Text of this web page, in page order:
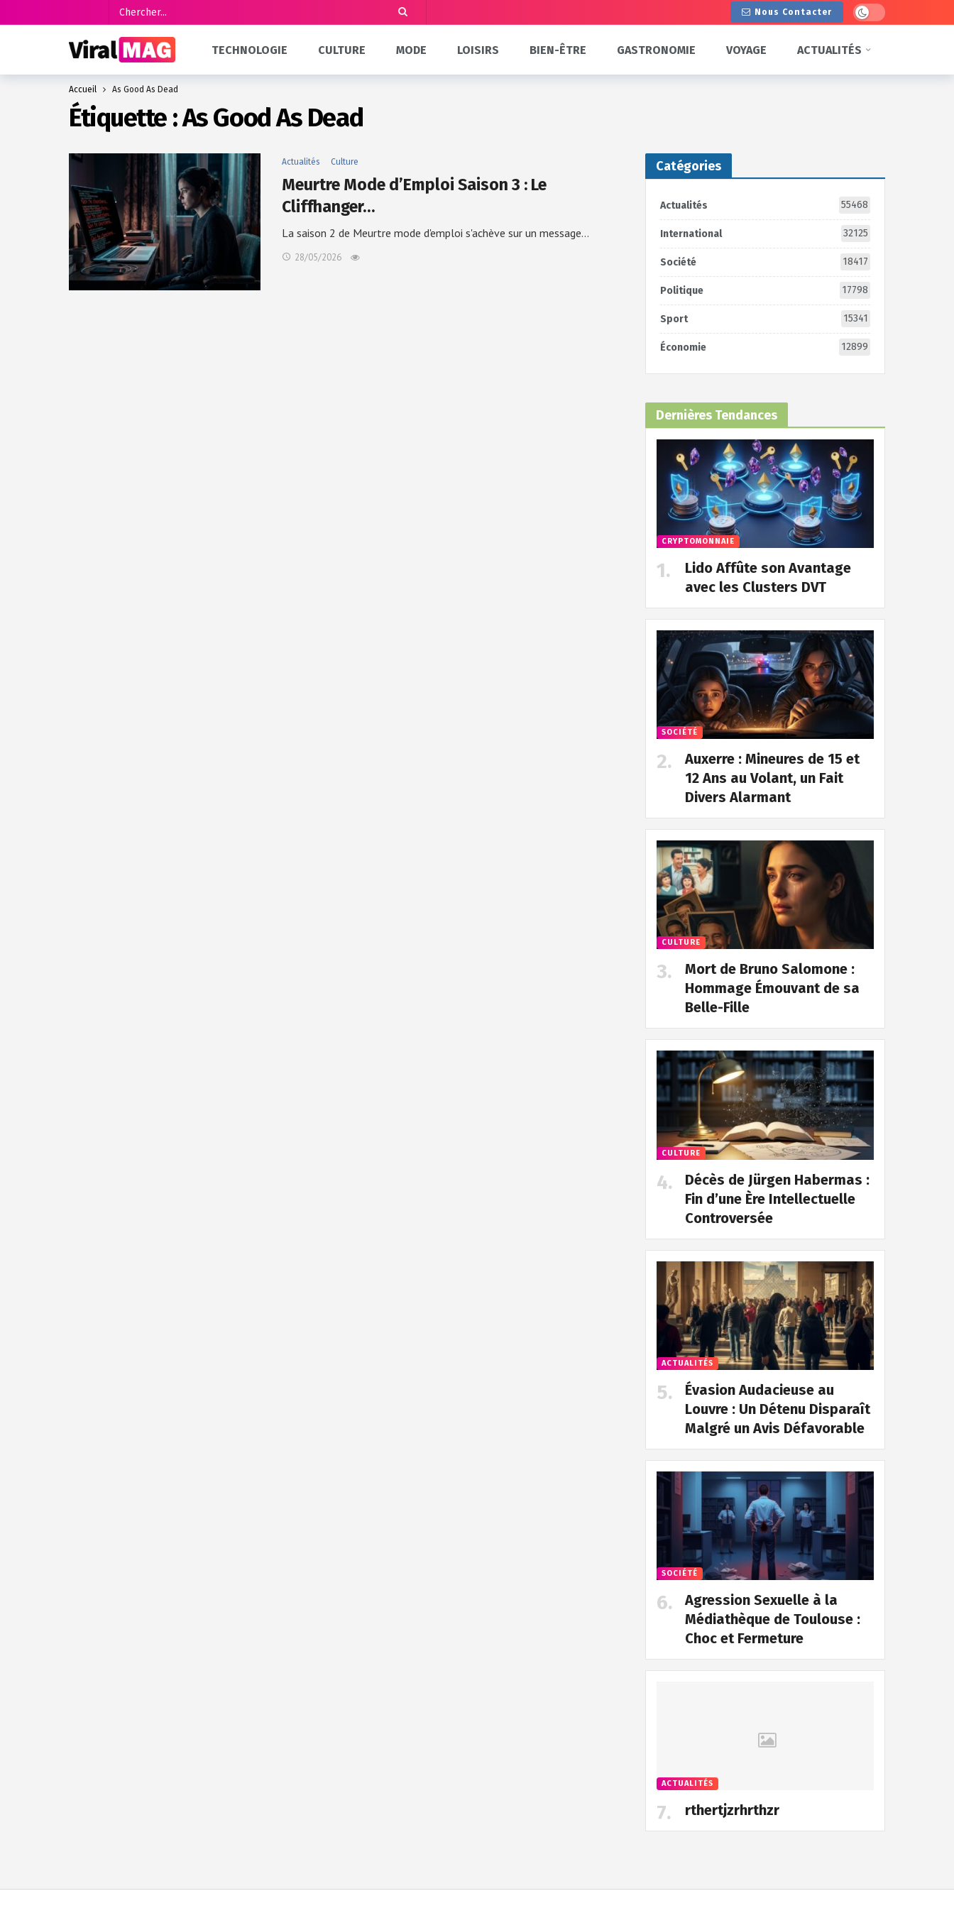
Nous Contacter Dark mode
TECHNOLOGIE CULTURE MODE LOISIRS BIEN-ÊTRE GASTRONOMIE VOYAGE ACTUALITÉS
Accueil As Good As Dead
Étiquette :As Good As Dead
Actualités Culture
Meurtre Mode d’Emploi Saison 3 : Le
Cliffhanger…
La saison 2 de Meurtre mode d'emploi s'achève sur un message…
28/05/2026
Catégories
Actualités 55468
International 32125
Société 18417
Politique 17798
Sport 15341
Économie 12899
Dernières Tendances
CRYPTOMONNAIE
Lido Affûte son Avantage
avec les Clusters DVT
SOCIÉTÉ
Auxerre : Mineures de 15 et
12 Ans au Volant, un Fait
Divers Alarmant
CULTURE
Mort de Bruno Salomone :
Hommage Émouvant de sa
Belle-Fille
CULTURE
Décès de Jürgen Habermas :
Fin d’une Ère Intellectuelle
Controversée
ACTUALITÉS
Évasion Audacieuse au
Louvre : Un Détenu Disparaît
Malgré un Avis Défavorable
SOCIÉTÉ
Agression Sexuelle à la
Médiathèque de Toulouse :
Choc et Fermeture
ACTUALITÉS
rthertjzrhrthzr